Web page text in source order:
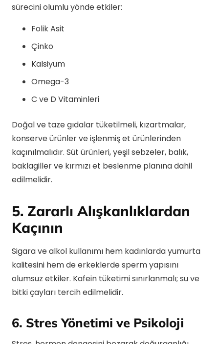
sürecini olumlu yönde etkiler:
Folik Asit
Çinko
Kalsiyum
Omega-3
C ve D Vitaminleri
Doğal ve taze gıdalar tüketilmeli, kızartmalar,
konserve ürünler ve işlenmiş et ürünlerinden
kaçınılmalıdır. Süt ürünleri, yeşil sebzeler, balık,
baklagiller ve kırmızı et beslenme planına dahil
edilmelidir.
5. Zararlı Alışkanlıklardan
Kaçının
Sigara ve alkol kullanımı hem kadınlarda yumurta
kalitesini hem de erkeklerde sperm yapısını
olumsuz etkiler. Kafein tüketimi sınırlanmalı; su ve
bitki çayları tercih edilmelidir.
6. Stres Yönetimi ve Psikoloji